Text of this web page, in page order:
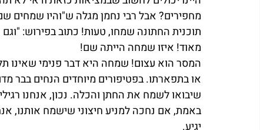
מחפירים? אבל רבי נחמן מגלה ש"והיו שמחים
תוכנית החתונה שמחו, טעות! כתוב בפירוש:
מאוד! איזו שמחה הייתה שם!
המסר הוא עצום! שמחה היא דבר פנימי שאינו
או בתפארתו. בפטיפורים מיוחדים הנחים בבר
שיבואו לשמח את החתן והכלה. נכון, אנחנו
באמת, אם נחכה למניע חיצוני שישמח אותנו,
יגיע.